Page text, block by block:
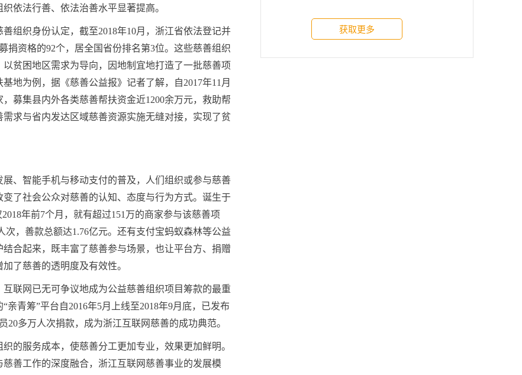
依法行善、依法治善水平显著提高。
善组织身份认定，截至2018年10月，浙江省依法登记并
捐资格的92个，居全国省份排名第3位。这些慈善组织
贫困地区需求为导向，因地制宜地打造了一批慈善项
地为例，据《慈善公益报》记者了解，自2017年11月
募集县内外各类慈善帮扶资金近1200余万元，救助帮
求与省内发达区域慈善资源实施无缝对接，实现了贫
展、智能手机与移动支付的普及，人们组织或参与慈善
了社会公众对慈善的认知、态度与行为方式。诞生于
年前7个月，就有超过151万的商家参与该慈善项
次，善款总额达1.76亿元。还有支付宝蚂蚁森林等公益
合起来，既丰富了慈善参与场景，也让平台方、捐赠
了慈善的透明度及有效性。
互联网已无可争议地成为公益慈善组织项目筹款的最重
青筹”平台自2016年5月上线至2018年9月底，已发布
20多万人次捐款，成为浙江互联网慈善的成功典范。
的服务成本，使慈善分工更加专业，效果更加鲜明。
善工作的深度融合，浙江互联网慈善事业的发展模
获取更多